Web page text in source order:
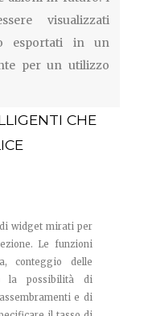
visualizzati
esportati in un
per un utilizzo
CHE
widget mirati per
Le funzioni
conteggio delle
la possibilità di
e di